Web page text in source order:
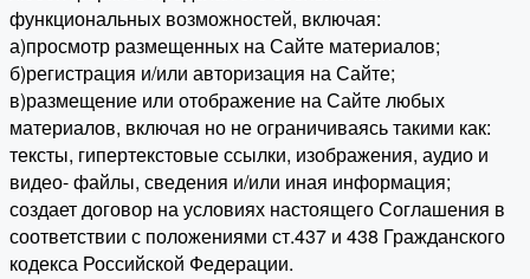
функциональных возможностей, включая:
а)просмотр размещенных на Сайте материалов;
б)регистрация и/или авторизация на Сайте;
в)размещение или отображение на Сайте любых
материалов, включая но не ограничиваясь такими как:
тексты, гипертекстовые ссылки, изображения, аудио и
видео- файлы, сведения и/или иная информация;
создает договор на условиях настоящего Соглашения в
соответствии с положениями ст.437 и 438 Гражданского
кодекса Российской Федерации.